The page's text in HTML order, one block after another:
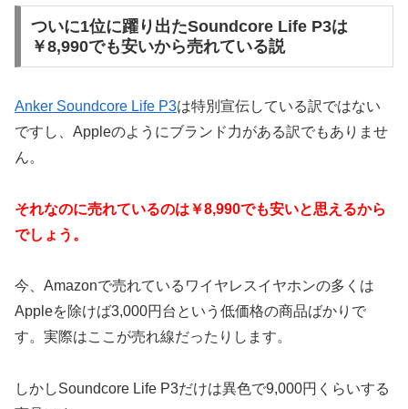
ついに1位に躍り出たSoundcore Life P3は
￥8,990でも安いから売れている説
Anker Soundcore Life P3は特別宣伝している訳ではない
ですし、Appleのようにブランド力がある訳でもありませ
ん。
それなのに売れているのは￥8,990でも安いと思えるから
でしょう。
今、Amazonで売れているワイヤレスイヤホンの多くは
Appleを除けば3,000円台という低価格の商品ばかりで
す。実際はここが売れ線だったりします。
しかしSoundcore Life P3だけは異色で9,000円くらいする